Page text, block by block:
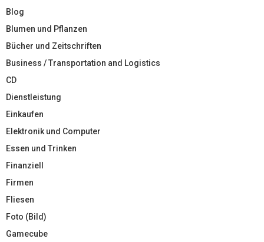
Blog
Blumen und Pflanzen
Bücher und Zeitschriften
Business / Transportation and Logistics
CD
Dienstleistung
Einkaufen
Elektronik und Computer
Essen und Trinken
Finanziell
Firmen
Fliesen
Foto (Bild)
Gamecube